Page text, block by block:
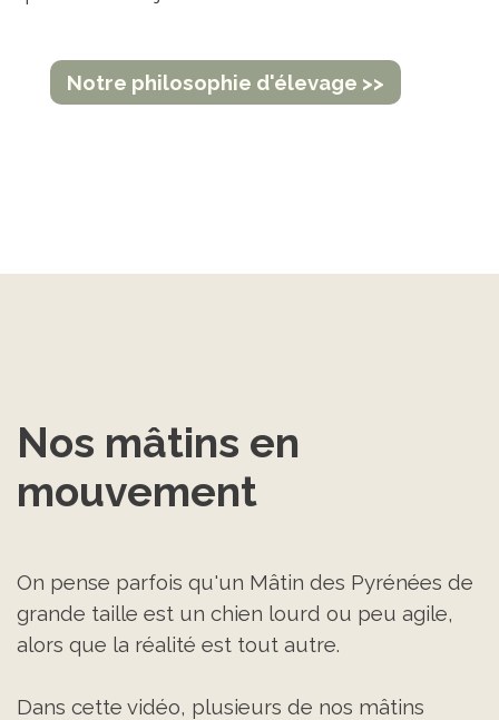
Notre philosophie d'élevage >>
Nos mâtins en
mouvement
On pense parfois qu'un Mâtin des Pyrénées de
grande taille est un chien lourd ou peu agile,
alors que la réalité est tout autre.
Dans cette vidéo, plusieurs de nos mâtins